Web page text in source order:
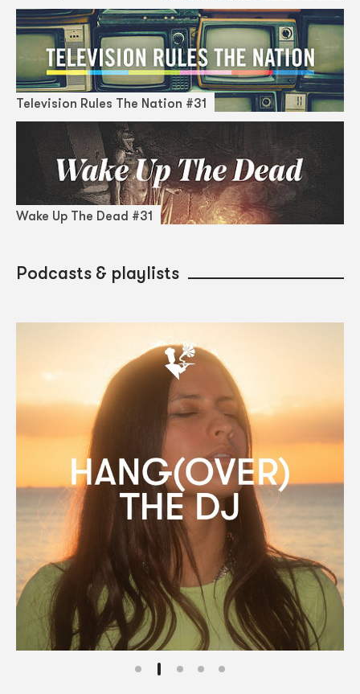
Television Rules The Nation #31
Wake Up The Dead #31
Podcasts & playlists